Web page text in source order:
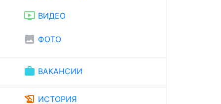
ondemand_video ВИДЕО
image ФОТО
work ВАКАНСИИ
history_edu ИСТОРИЯ